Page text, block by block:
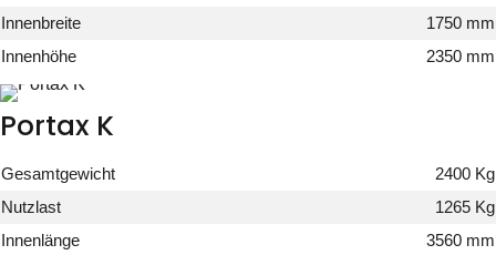
Innenbreite
1750 mm
Innenhöhe
2350 mm
Portax K
Gesamtgewicht
2400 Kg
Nutzlast
1265 Kg
Innenlänge
3560 mm